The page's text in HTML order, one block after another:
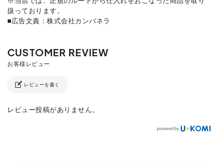
扱っております。
■広告文責：株式会社カンパネラ
レビューを書く
レビュー投稿がありません。